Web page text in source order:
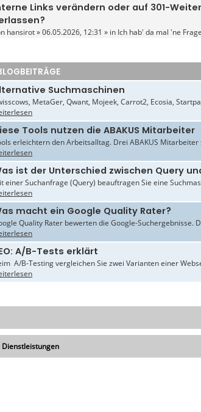
Links verändern oder auf 301-
hansirot» 06.05.2026, 12:31 » in Ich hab' da mal 'ne Frage
Suchmaschinen
MetaGer, Qwant, Mojeek, Carrot2, Ecosia,
Tools nutzen die ABAKUS Mitarbeiter
erleichtern den Arbeitsalltag. Drei ABAKUS
ist der Unterschied zwischen Query
einer Suchanfrage (Query) beauftragen Sie eine
macht ein Google Quality Rater?
Quality Rater bewerten die Google-Suchergebnisse.
A/B-Tests erklärt
A/B-Testing vergleichen Sie zwei Varianten einer
Dienstleistungen